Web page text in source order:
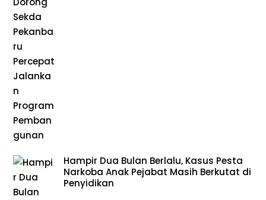
Hampir Dua Bulan Berlalu, Kasus Pesta
Narkoba Anak Pejabat Masih Berkutat di
Penyidikan